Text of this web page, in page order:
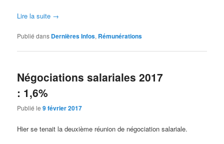
Lire la suite →
Publié dans Dernières Infos, Rémunérations
Négociations salariales 2017
: 1,6%
Publié le9 février 2017
Hier se tenait la deuxième réunion de négociation salariale.